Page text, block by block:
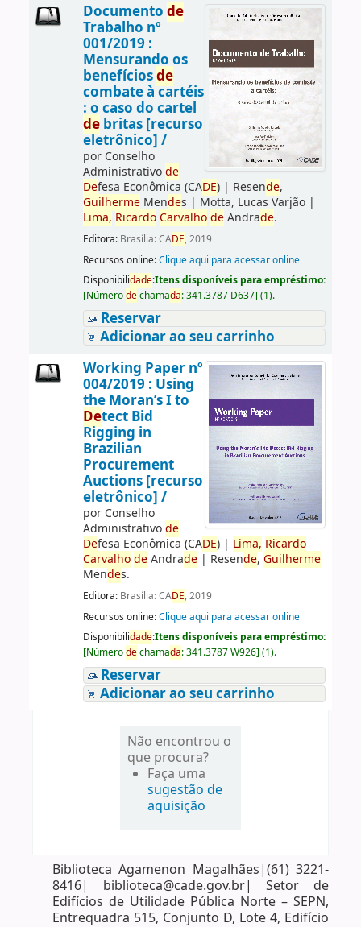
Documento de
Trabalho nº
001/2019 :
Mensurando os
benefíciosde
combate à cartéis
: o caso do cartel
debritas [recurso
eletrônico] /
por Conselho
Administrativode
Defesa Econômica (CADE)| Resende,
GuilhermeMendes | Motta, Lucas Varjão|
Lima, Ricardo Carvalho deAndrade.
Editora: Brasília: CADE, 2019
Recursos online:Clique aqui para acessar online
Disponibilidade:Itens disponíveis para empréstimo:
[Númerodechamada:341.3787 D637] (1).
Reservar
Adicionar ao seu carrinho
Working Paper nº
004/2019 : Using
the Moran’s I to
Detect Bid
Rigging in
Brazilian
Procurement
Auctions [recurso
eletrônico] /
por Conselho
Administrativode
Defesa Econômica (CADE)| Lima, Ricardo
Carvalho deAndrade| Resende, Guilherme
Mendes.
Editora: Brasília: CADE, 2019
Recursos online:Clique aqui para acessar online
Disponibilidade:Itens disponíveis para empréstimo:
[Númerodechamada:341.3787 W926] (1).
Reservar
Adicionar ao seu carrinho
Não encontrou o
que procura?
Faça uma
sugestão de
aquisição
Biblioteca Agamenon Magalhães|(61) 3221-
8416| biblioteca@cade.gov.br| Setor de
Edifícios de Utilidade Pública Norte – SEPN,
Entrequadra 515, Conjunto D, Lote 4, Edifício